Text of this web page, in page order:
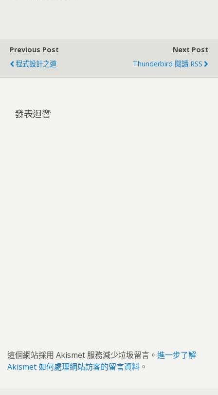
Previous Post
程式設計之道
Next Post
Thunderbird 閱讀 RSS
發表迴響
這個網站採用 Akismet 服務減少垃圾留言。 進一步了解
Akismet 如何處理網站訪客的留言資料 。